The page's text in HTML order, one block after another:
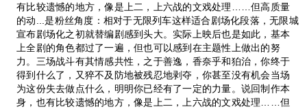
有比较遗憾的地方，像是上二，上六战的文戏处理……但高质量
的动...是粉丝角度：相对于无限列车这样适合剧场化段落，无限城
宣布剧场化之初就替编剧感到头大。实际上映后也是如此，基本
上全剧的角色都过了一遍，但也可以感到在主题性上做出的努
力。三场战斗有其情感共性，之于善逸，香奈乎和狛治，你终于
得到什么了，又猝不及防地被残忍地剥夺，你甚至没有机会当场
为这份失去做点什么，明明你已经有了一定的力量。说回制作本
身，也有比较遗憾的地方，像是上二，上六战的文戏处理……但